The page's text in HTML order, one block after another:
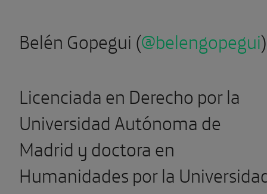
Belén Gopegui (@belengopegui)
Licenciada en Derecho por la
Universidad Autónoma de
Madrid y doctora en
Humanidades por la